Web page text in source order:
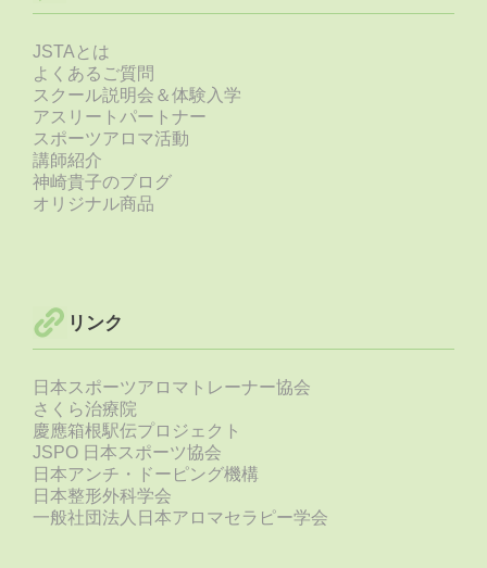
JSTAとは
よくあるご質問
スクール説明会＆体験入学
アスリートパートナー
スポーツアロマ活動
講師紹介
神崎貴子のブログ
オリジナル商品
リンク
日本スポーツアロマトレーナー協会
さくら治療院
慶應箱根駅伝プロジェクト
JSPO 日本スポーツ協会
日本アンチ・ドーピング機構
日本整形外科学会
一般社団法人日本アロマセラピー学会